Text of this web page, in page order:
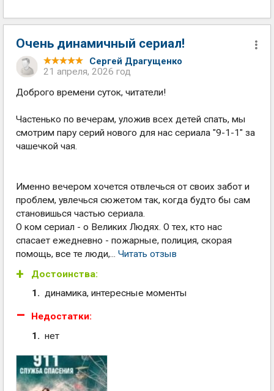
Очень динамичный сериал!
Сергей Драгущенко
21 апреля, 2026 год
Доброго времени суток, читатели!
Частенько по вечерам, уложив всех детей спать, мы
смотрим пару серий нового для нас сериала "9-1-1" за
чашечкой чая.
Именно вечером хочется отвлечься от своих забот и
проблем, увлечься сюжетом так, когда будто бы сам
становишься частью сериала.
О ком сериал - о Великих Людях. О тех, кто нас
спасает ежедневно - пожарные, полиция, скорая
помощь, все те люди,... Читать отзыв
Достоинства:
динамика, интересные моменты
Недостатки:
нет